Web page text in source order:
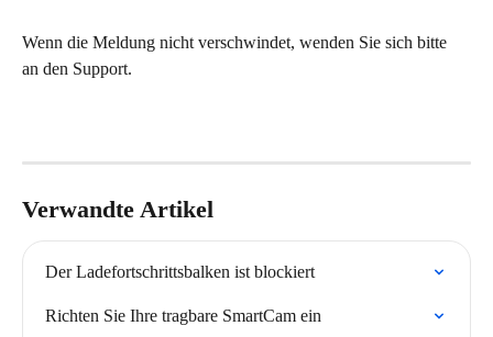
Wenn die Meldung nicht verschwindet, wenden Sie sich bitte
an den Support.
Verwandte Artikel
Der Ladefortschrittsbalken ist blockiert
Richten Sie Ihre tragbare SmartCam ein